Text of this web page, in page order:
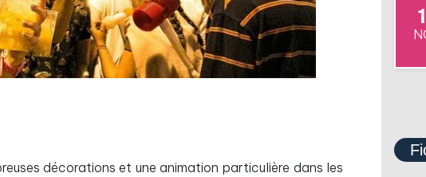
décorations et une animation particulière dans les